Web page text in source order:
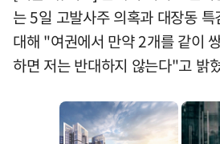
는 5일 고발사주 의혹과 대장동
대해 "여권에서 만약 2개를 같이
하면 저는 반대하지 않는다"고 밝